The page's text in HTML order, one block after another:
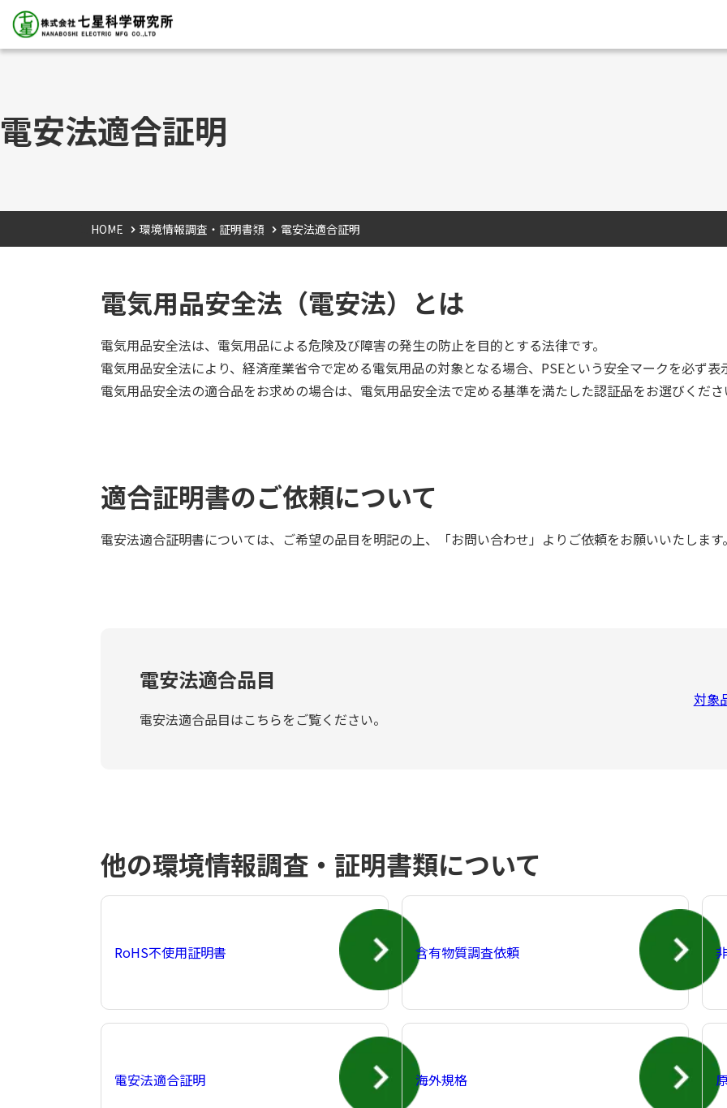
電安法適合証明
HOME 環境情報調査・証明書類 電安法適合証明
電気用品安全法（電安法）とは
電気用品安全法は、電気用品による危険及び障害の発生の防止を目的とする法律です。
電気用品安全法により、経済産業省令で定める電気用品の対象となる場合、PSEという安全マークを必ず
電気用品安全法の適合品をお求めの場合は、電気用品安全法で定める基準を満たした認証品をお選びくだ
適合証明書のご依頼について
電安法適合証明書については、ご希望の品目を明記の上、「お問い合わせ」よりご依頼をお願いいたします
電安法適合品目
電安法適合品目はこちらをご覧ください。
対象
他の環境情報調査・証明書類について
RoHS不使用証明書 含有物質調査依頼
電安法適合証明 海外規格